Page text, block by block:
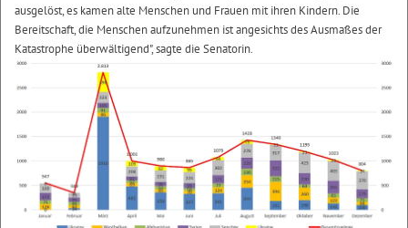
ausgelöst, es kamen alte Menschen und Frauen mit ihren Kindern. Die
Bereitschaft, die Menschen aufzunehmen ist angesichts des Ausmaßes der
Katastrophe überwältigend", sagte die Senatorin.